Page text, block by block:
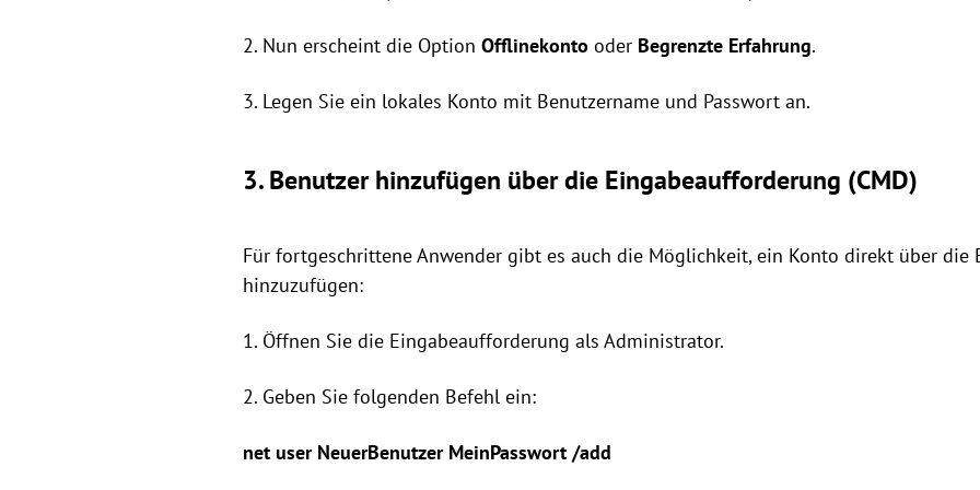
2. Nun erscheint die Option Offlinekonto oder Begrenzte Erfahrung.
3. Legen Sie ein lokales Konto mit Benutzername und Passwort an.
3. Benutzer hinzufügen über die Eingabeaufforderung (CMD)
Für fortgeschrittene Anwender gibt es auch die Möglichkeit, ein Konto direkt über die
hinzuzufügen:
1. Öffnen Sie die Eingabeaufforderung als Administrator.
2. Geben Sie folgenden Befehl ein:
net user NeuerBenutzer MeinPasswort /add